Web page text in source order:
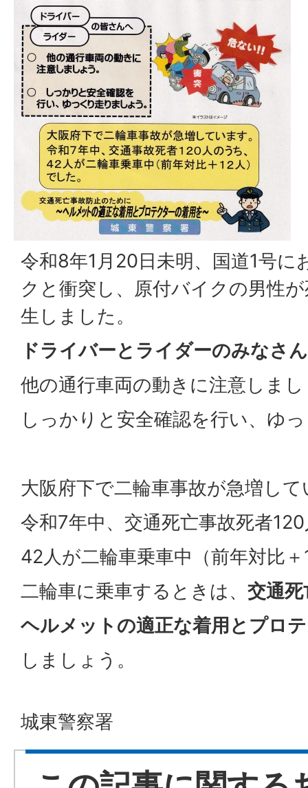
令和8年1月20日未明、国道1号に
クと衝突し、原付バイクの男性
生しました。
ドライバーとライダーのみなさ
他の通行車両の動きに注意しま
しっかりと安全確認を行い、ゆ
大阪府下で二輪車事故が急増し
令和7年中、交通死亡事故死者
42人が二輪車乗車中（前年対比
二輪車に乗車するときは、 交通
ヘルメットの適正な着用とプロ
しましょう。
城東警察署